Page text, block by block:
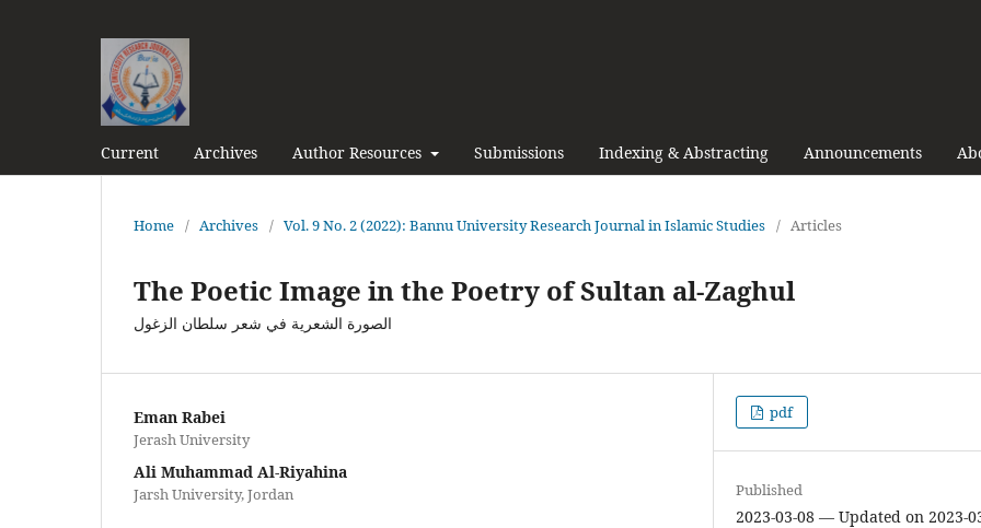
Current Archives Author Resources Submissions Indexing & Abstracting Announcements
Home / Archives / Vol. 9 No. 2 (2022): Bannu University Research Journal in Islamic Studies / Articles
The Poetic Image in the Poetry of Sultan al-Zaghul
الصورة الشعرية في شعر سلطان الزغول
Eman Rabei
Jerash University
Ali Muhammad Al-Riyahina
Jarsh University, Jordan
pdf
Published
2023-03-08 — Updated on 2023-